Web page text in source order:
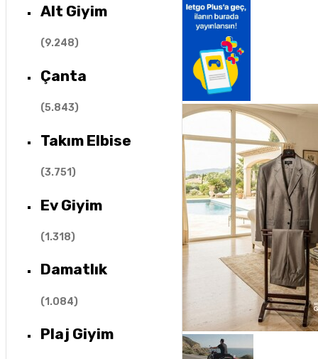
Alt Giyim
(9.248)
Çanta
(5.843)
Takım Elbise
(3.751)
Ev Giyim
(1.318)
Damatlık
(1.084)
Plaj Giyim